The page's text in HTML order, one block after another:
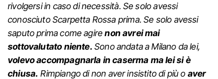
rivolgersi in caso di necessità. Se solo avessi
conosciuto Scarpetta Rossa prima. Se solo avessi
saputo prima come agirenon avrei mai
sottovalutato niente. Sono andata a Milano da lei,
volevo accompagnarla in caserma ma lei si è
chiusa. Rimpiango di non aver insistito di più o aver